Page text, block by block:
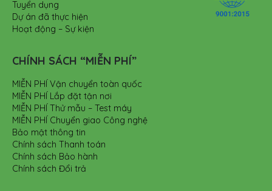
Tuyển dụng
Dự án đã thực hiện
Hoạt động – Sự kiện
CHÍNH SÁCH “MIỄN PHÍ”
MIỄN PHÍ Vận chuyển toàn quốc
MIỄN PHÍ Lắp đặt tận nơi
MIỄN PHÍ Thử mẫu – Test máy
MIỄN PHÍ Chuyển giao Công nghệ
Bảo mật thông tin
Chính sách Thanh toán
Chính sách Bảo hành
Chính sách Đổi trả